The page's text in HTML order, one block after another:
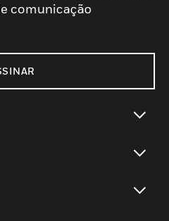
comunicação